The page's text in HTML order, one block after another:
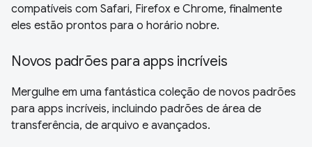
compatíveis com Safari, Firefox e Chrome, finalmente
eles estão prontos para o horário nobre.
Novos padrões para apps incríveis
Mergulhe em uma fantástica coleção de novos padrões
para apps incríveis, incluindo padrões de área de
transferência, de arquivo e avançados.